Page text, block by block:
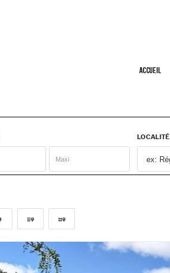
Accueil
LOCALITÉ